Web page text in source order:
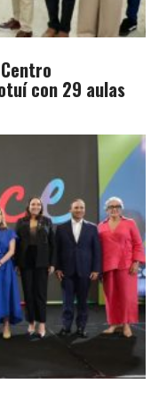
con 29 aulas